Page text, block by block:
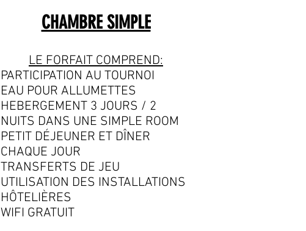
CHAMBRE SIMPLE
LE FORFAIT COMPREND:
PARTICIPATION AU TOURNOI
EAU POUR ALLUMETTES
HEBERGEMENT 3 JOURS / 2
NUITS DANS UNE SIMPLE ROOM
PETIT DÉJEUNER ET DÎNER
CHAQUE JOUR
TRANSFERTS DE JEU
UTILISATION DES INSTALLATIONS
HÔTELIÈRES
WIFI GRATUIT